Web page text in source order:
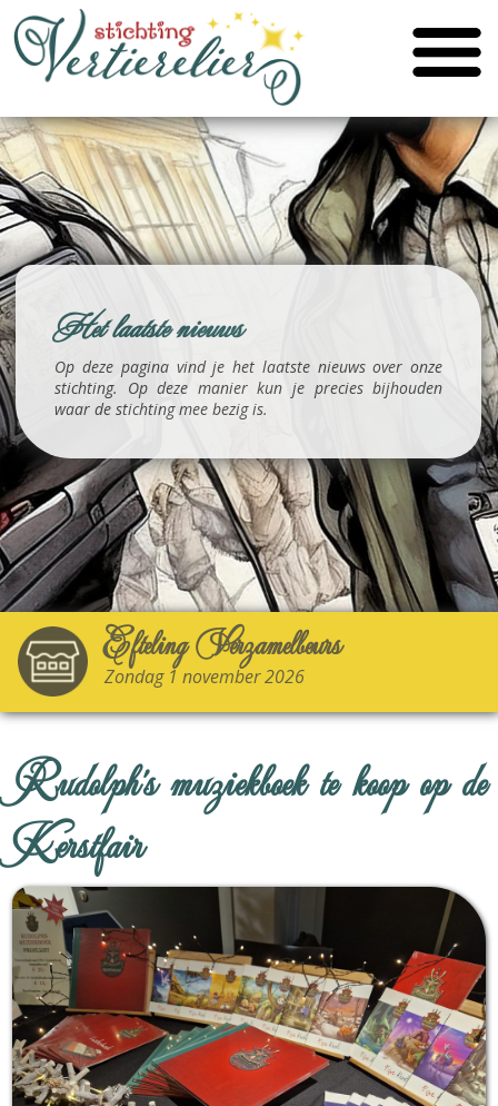
Het laatste nieuws
Op deze pagina vind je het laatste nieuws over onze
stichting. Op deze manier kun je precies bijhouden
waar de stichting mee bezig is.
Efteling Verzamelbeurs
Zondag 1 november 2026
Rudolph's muziekboek te koop op de
Kerstfair